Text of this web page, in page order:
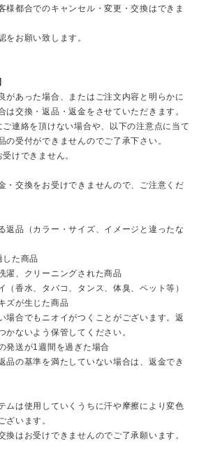
様都合でのキャンセル・変更・交換はできま
をお願い致します。
があった場合、またはご注文内容と明らかに
は交換・返品・返金をさせていただきます。
連絡を頂けない場合や、以下の注意点に当て
の受付ができませんのでご了承下さい。
けできません。
・交換をお受けできませんので、ご注意くだ
返品（カラー・サイズ、イメージと違ったな
した商品
濯、クリーニングされた商品
（香水、タバコ、タンス、体臭、ペット等）
ズが生じた商品
場合でもニオイがつくことがございます。返
かないよう保管してください。
発送が1週間を過ぎた場合
品の基準を満たしていない場合は、返金でき
ムは使用していくうちに汗や摩擦により変色
ざいます。
換はお受けできませんのでご了承願います。